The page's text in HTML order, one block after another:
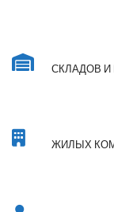
СКЛАДОВ И
ЖИЛЫХ